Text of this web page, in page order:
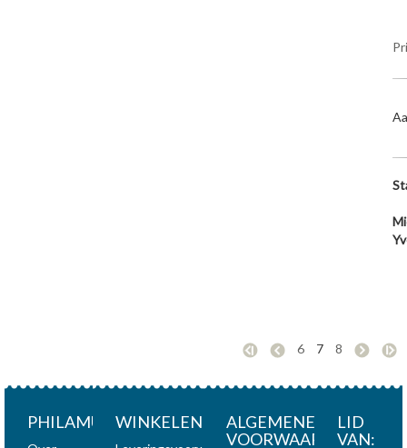
6 7 8
PHILAMUNDIWINKELEN
ALGEMENE
VOORWAARDEN
LID
VAN: